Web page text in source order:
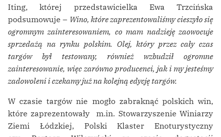
Iting, której przedstawicielka Ewa Trzcińska
podsumowuje – Wino, które zaprezentowaliśmy cieszyło się
ogromnym zainteresowaniem, co mam nadzieję zaowocuje
sprzedażą na rynku polskim. Olej, który przez cały czas
targów był testowany, również wzbudził ogromne
zainteresowanie, więc zarówno producenci, jak i my jesteśmy
zadowoleni i czekamy już na kolejną edycję targów.
W czasie targów nie mogło zabraknąć polskich win,
które zaprezentowały m.in. Stowarzyszenie Winiarzy
Ziemi Łódzkiej, Polski Klaster Enoturystyczny